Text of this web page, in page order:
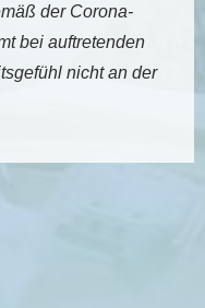
der Corona-
bei auftretenden
nicht an der